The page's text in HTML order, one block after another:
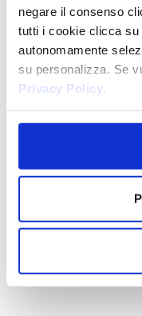
negare il consenso
tutti i cookie clicca
autonomamente
su personalizza. Se
Privacy Policy
Underarms
ΤΑΙΝΙΕΣ
ΓΙΑ